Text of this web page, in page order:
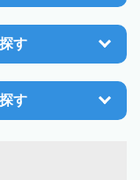
す
す